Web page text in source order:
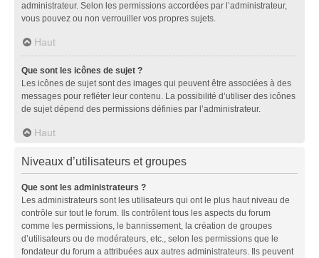
administrateur. Selon les permissions accordées par l’administrateur,
vous pouvez ou non verrouiller vos propres sujets.
Haut
Que sont les icônes de sujet ?
Les icônes de sujet sont des images qui peuvent être associées à des
messages pour refléter leur contenu. La possibilité d’utiliser des icônes
de sujet dépend des permissions définies par l’administrateur.
Haut
Niveaux d’utilisateurs et groupes
Que sont les administrateurs ?
Les administrateurs sont les utilisateurs qui ont le plus haut niveau de
contrôle sur tout le forum. Ils contrôlent tous les aspects du forum
comme les permissions, le bannissement, la création de groupes
d’utilisateurs ou de modérateurs, etc., selon les permissions que le
fondateur du forum a attribuées aux autres administrateurs. Ils peuvent